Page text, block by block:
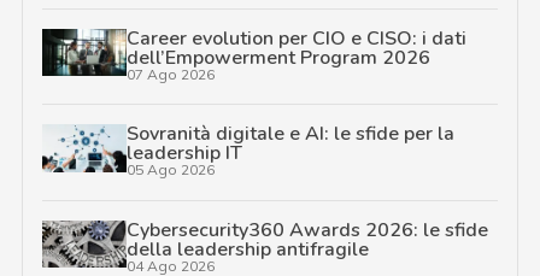
Career evolution per CIO e CISO: i dati
dell’Empowerment Program 2026
07 Ago 2026
Sovranità digitale e AI: le sfide per la
leadership IT
05 Ago 2026
Cybersecurity360 Awards 2026: le sfide
della leadership antifragile
04 Ago 2026